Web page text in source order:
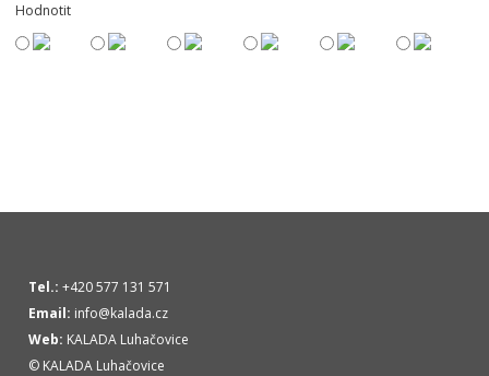
Hodnotit
Tel.: +420 577 131 571
Email: info@kalada.cz
Web: KALADA Luhačovice
© KALADA Luhačovice